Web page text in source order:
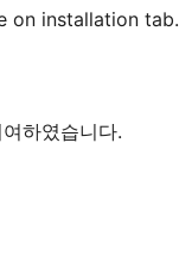
on installation tab.
하였습니다.